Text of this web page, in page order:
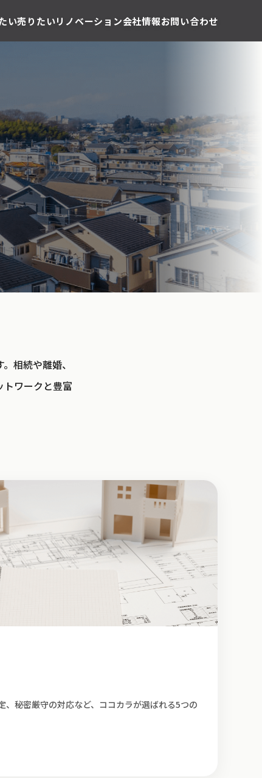
い売りたいリノベーション会社情報お問い合わせ
相続や離婚、
ワークと豊富
、秘密厳守の対応など、ココカラが選ばれる5つの